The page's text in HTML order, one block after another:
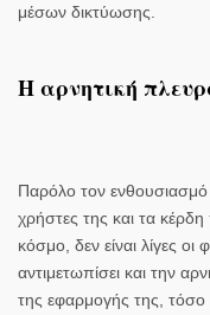
μέσων δικτύωσης.
Η αρνητική
Παρόλο τον
χρήστες της και τα
κόσμο, δεν είναι λίγες οι
αντιμετωπίσει και την
της εφαρμογής της,